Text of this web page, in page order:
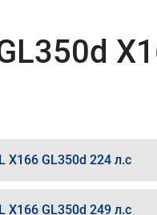
X166 GL350d 224 л.с
X166 GL350d 249 л.с